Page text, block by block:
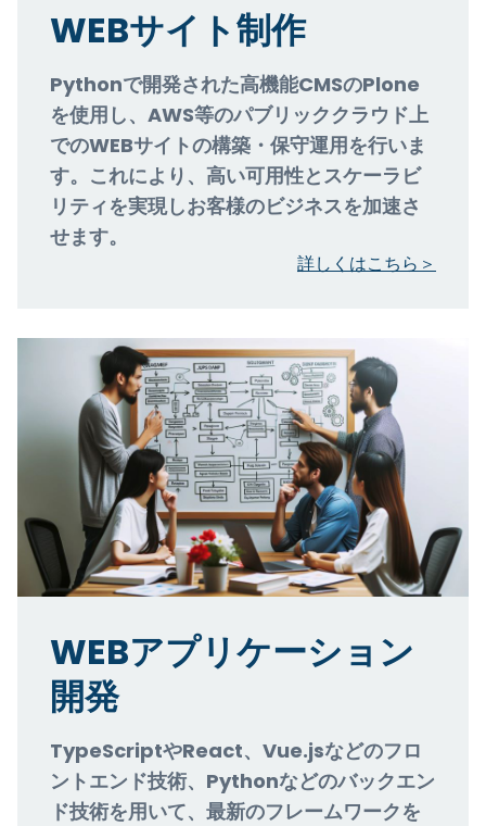
WEBサイト制作
Pythonで開発された高機能CMSのPlone
を使用し、AWS等のパブリッククラウド上
でのWEBサイトの構築・保守運用を行いま
す。これにより、高い可用性とスケーラビ
リティを実現しお客様のビジネスを加速さ
せます。
詳しくはこちら＞
WEBアプリケーション
開発
TypeScriptやReact、Vue.jsなどのフロ
ントエンド技術、Pythonなどのバックエン
ド技術を用いて、最新のフレームワークを